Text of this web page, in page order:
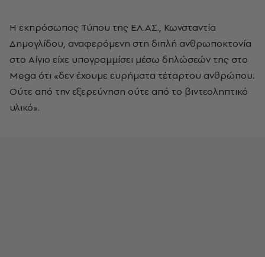
Η εκπρόσωπος Τύπου της ΕΛ.ΑΣ., Κωνσταντία
Δημογλίδου, αναφερόμενη στη διπλή ανθρωποκτονία
στο Αίγιο είχε υπογραμμίσει μέσω δηλώσεών της στο
Mega ότι «δεν έχουμε ευρήματα τέταρτου ανθρώπου.
Ούτε από την εξερεύνηση ούτε από το βιντεοληπτικό
υλικό».